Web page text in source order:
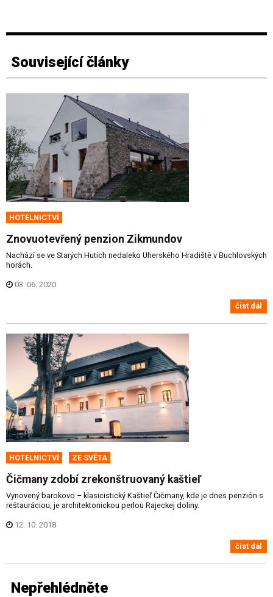
Související články
HOTELNICTVÍ
Znovuotevřený penzion Zikmundov
Nachází se ve Starých Hutích nedaleko Uherského Hradiště v Buchlovských
horách.
03. 06. 2020
číst dál
HOTELNICTVÍ ZE SVĚTA
Čičmany zdobí zrekonštruovaný kaštieľ
Vynovený barokovo – klasicistický Kaštieľ Čičmany, kde je dnes penzión s
reštauráciou, je architektonickou perlou Rajeckej doliny.
12. 10. 2018
číst dál
Nepřehlédněte